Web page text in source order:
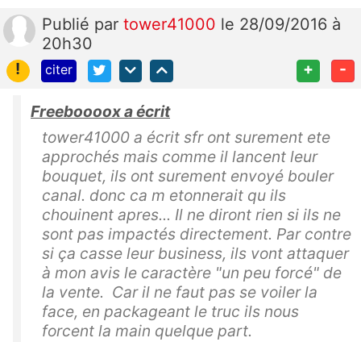
Publié par tower41000 le 28/09/2016 à
20h30
!
citer + -
Freeboooox a écrit
tower41000 a écrit sfr ont surement ete
approchés mais comme il lancent leur
bouquet, ils ont surement envoyé bouler
canal. donc ca m etonnerait qu ils
chouinent apres... Il ne diront rien si ils ne
sont pas impactés directement. Par contre
si ça casse leur business, ils vont attaquer
à mon avis le caractère "un peu forcé" de
la vente. Car il ne faut pas se voiler la
face, en packageant le truc ils nous
forcent la main quelque part.